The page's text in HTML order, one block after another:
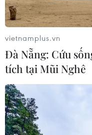
vietnamplus.vn
Đà Nẵng: Cứu
tích tại Mũi Nghê